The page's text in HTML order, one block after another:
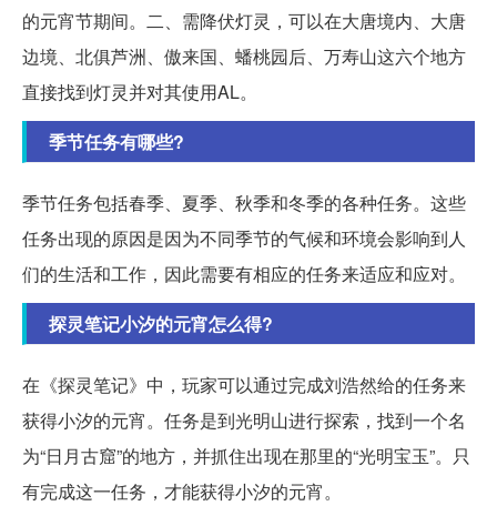
的元宵节期间。二、需降伏灯灵，可以在大唐境内、大唐
边境、北俱芦洲、傲来国、蟠桃园后、万寿山这六个地方
直接找到灯灵并对其使用AL。
季节任务有哪些?
季节任务包括春季、夏季、秋季和冬季的各种任务。这些
任务出现的原因是因为不同季节的气候和环境会影响到人
们的生活和工作，因此需要有相应的任务来适应和应对。
探灵笔记小汐的元宵怎么得?
在《探灵笔记》中，玩家可以通过完成刘浩然给的任务来
获得小汐的元宵。任务是到光明山进行探索，找到一个名
为“日月古窟”的地方，并抓住出现在那里的“光明宝玉”。只
有完成这一任务，才能获得小汐的元宵。